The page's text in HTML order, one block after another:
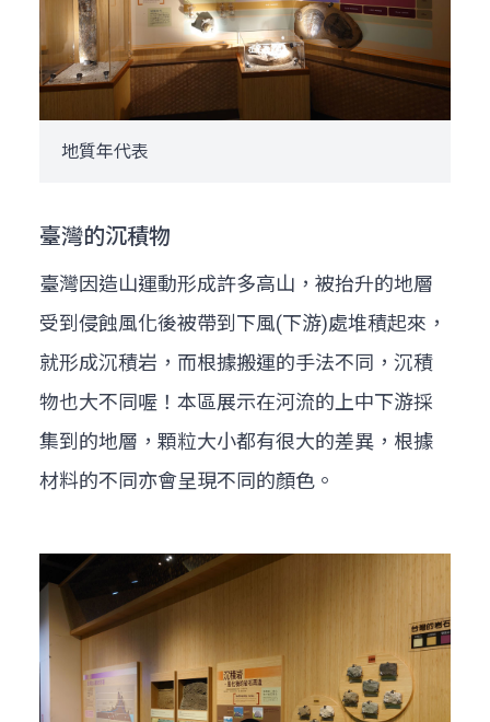
地質年代表
臺灣的沉積物
臺灣因造山運動形成許多高山，被抬升的地層
受到侵蝕風化後被帶到下風(下游)處堆積起來，
就形成沉積岩，而根據搬運的手法不同，沉積
物也大不同喔！本區展示在河流的上中下游採
集到的地層，顆粒大小都有很大的差異，根據
材料的不同亦會呈現不同的顏色。